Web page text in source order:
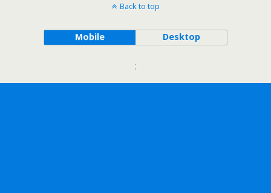
Back to top
Mobile Desktop
;